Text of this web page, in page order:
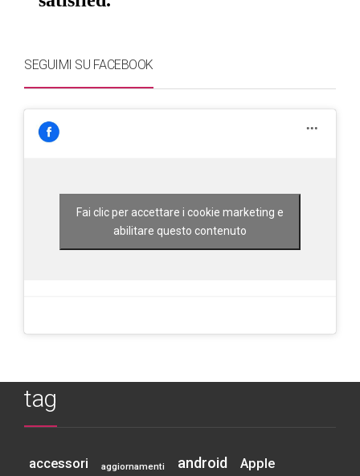
SEGUIMI SU FACEBOOK
Fai clic per accettare i cookie marketing e
abilitare questo contenuto
tag
accessori aggiornamenti android Apple